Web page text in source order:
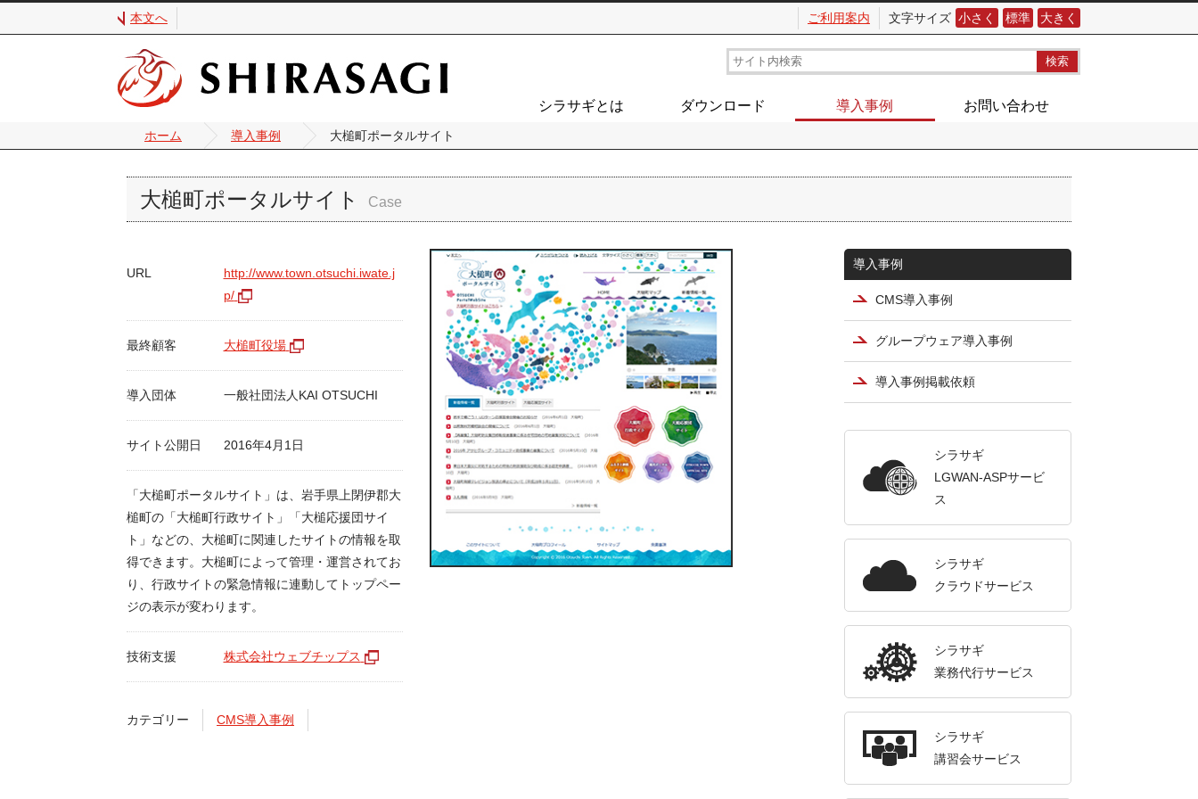
本文へ 文字サイズ 小さく 標準 大きく
ご利用案内
シラサギとは ダウンロード 導入事例 お問い合わせ
ホーム 導入事例 大槌町ポータルサイト
大槌町ポータルサイト
URL
http://www.town.otsuchi.iwate.j
p/
最終顧客 大槌町役場
導入団体 一般社団法人KAI OTSUCHI
サイト公開日 2016年4月1日
「大槌町ポータルサイト」は、岩手県上閉伊郡大
槌町の「大槌町行政サイト」「大槌応援団サイ
ト」などの、大槌町に関連したサイトの情報を取
得できます。大槌町によって管理・運営されてお
り、行政サイトの緊急情報に連動してトップペー
ジの表示が変わります。
技術支援 株式会社ウェブチップス
カテゴリー CMS導入事例
導入事例
CMS導入事例
グループウェア導入事例
導入事例掲載依頼
シラサギ
LGWAN-ASPサービ
ス
シラサギ
クラウドサービス
シラサギ
業務代行サービス
シラサギ
講習会サービス